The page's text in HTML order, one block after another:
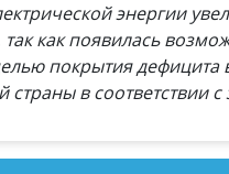
энергии
как появилась
покрытия
страны в